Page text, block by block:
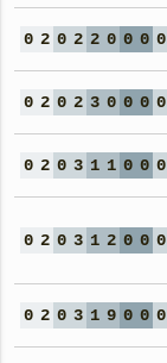
0 2 0 2 2 0 0 0 0
0 2 0 2 3 0 0 0 0
0 2 0 3 1 1 0 0 0
0 2 0 3 1 2 0 0 0
0 2 0 3 1 9 0 0 0